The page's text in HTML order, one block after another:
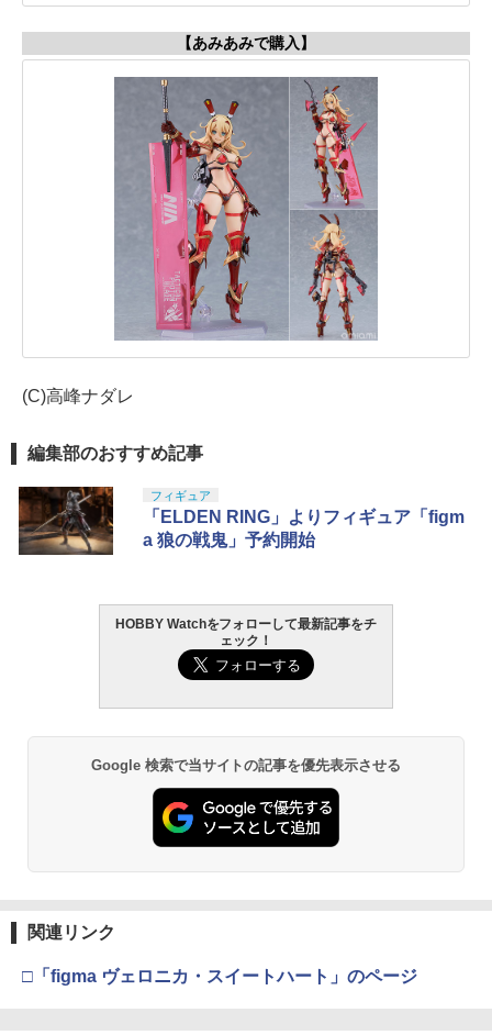
【あみあみで購入】
(C)高峰ナダレ
編集部のおすすめ記事
フィギュア
「ELDEN RING」よりフィギュア「figm
a 狼の戦鬼」予約開始
HOBBY Watchをフォローして最新記事をチ
ェック！
Google 検索で当サイトの記事を優先表示させる
関連リンク
□「figma ヴェロニカ・スイートハート」のページ